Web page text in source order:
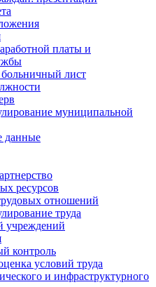
платы и
лист
муниципальной
данные
ресурсов
отношений
труда
учреждений
контроль
условий труда
и инфраструктурного